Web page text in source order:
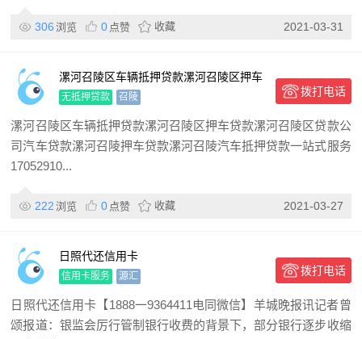
306 浏览 0 点赞 收藏 2021-03-31
漯河召陵区车辆抵押贷款漯河召陵区押车
贷款漯河召陵区贷款公司
无抵押贷款 召陵 拨打电话
漯河召陵区车辆抵押贷款漯河召陵区押车贷款漯河召陵区贷款公
司汽车贷款漯河召陵押车贷款漯河召陵汽车抵押贷款一站式服务
17052910...
222 浏览 0 点赞 收藏 2021-03-27
日照代还信用卡
信用卡服务 源汇 拨打电话
日照代还信用卡【1888一9364411电同微信】羊城晚报讯记者曾
颂报道：银监会厉行管制银行收费的背景下，部分银行逐步收缩